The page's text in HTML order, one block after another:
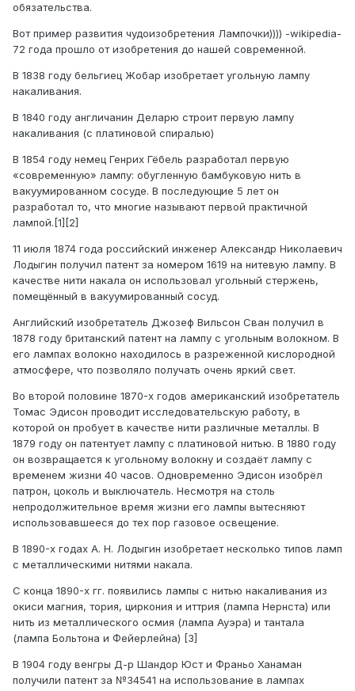
обязательства.
Вот пример развития чудоизобретения Лампочки)))) -wikipedia-
72 года прошло от изобретения до нашей современной.
В 1838 году бельгиец Жобар изобретает угольную лампу
накаливания.
В 1840 году англичанин Деларю строит первую лампу
накаливания (с платиновой спиралью)
В 1854 году немец Генрих Гёбель разработал первую
«современную» лампу: обугленную бамбуковую нить в
вакуумированном сосуде. В последующие 5 лет он
разработал то, что многие называют первой практичной
лампой.[1][2]
11 июля 1874 года российский инженер Александр Николаевич
Лодыгин получил патент за номером 1619 на нитевую лампу. В
качестве нити накала он использовал угольный стержень,
помещённый в вакуумированный сосуд.
Английский изобретатель Джозеф Вильсон Сван получил в
1878 году британский патент на лампу с угольным волокном. В
его лампах волокно находилось в разреженной кислородной
атмосфере, что позволяло получать очень яркий свет.
Во второй половине 1870-х годов американский изобретатель
Томас Эдисон проводит исследовательскую работу, в
которой он пробует в качестве нити различные металлы. В
1879 году он патентует лампу с платиновой нитью. В 1880 году
он возвращается к угольному волокну и создаёт лампу с
временем жизни 40 часов. Одновременно Эдисон изобрёл
патрон, цоколь и выключатель. Несмотря на столь
непродолжительное время жизни его лампы вытесняют
использовавшееся до тех пор газовое освещение.
В 1890-х годах А. Н. Лодыгин изобретает несколько типов ламп
с металлическими нитями накала.
С конца 1890-х гг. появились лампы с нитью накаливания из
окиси магния, тория, циркония и иттрия (лампа Нернста) или
нить из металлического осмия (лампа Ауэра) и тантала
(лампа Больтона и Фейерлейна) [3]
В 1904 году венгры Д-р Шандор Юст и Франьо Ханаман
получили патент за №34541 на использование в лампах